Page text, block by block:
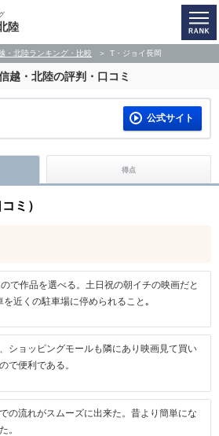
陸
・北陸ランキング・比較 T・ジョイ長岡
越・北陸の評判・口コミ
公式サイト
得点
ミ）
で作品を選べる。土日祝の朝イチの映画だと
を近くの駐車場に停められること｡
ショッピングモールも隣にあり映画見て買い
で便利である。
の流れがスムーズに出来た。昔より簡単にな
。